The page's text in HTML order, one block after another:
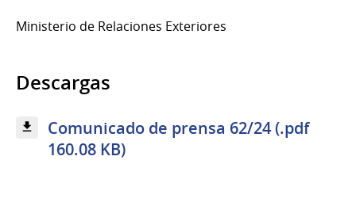
Ministerio de Relaciones Exteriores
Descargas
Comunicado de prensa 62/24 (.pdf
160.08 KB)